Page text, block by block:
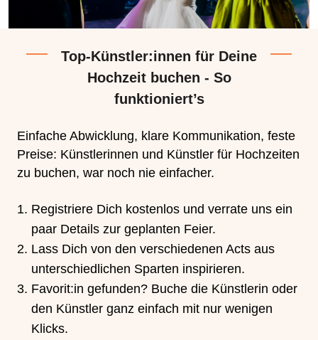
Top-Künstler:innen für Deine
Hochzeit buchen - So
funktioniert’s
Einfache Abwicklung, klare Kommunikation, feste
Preise: Künstlerinnen und Künstler für Hochzeiten
zu buchen, war noch nie einfacher.
Registriere Dich kostenlos und verrate uns ein
paar Details zur geplanten Feier.
Lass Dich von den verschiedenen Acts aus
unterschiedlichen Sparten inspirieren.
Favorit:in gefunden? Buche die Künstlerin oder
den Künstler ganz einfach mit nur wenigen
Klicks.